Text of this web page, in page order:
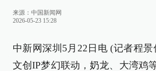
来源： 中国新闻网
2026-05-23 15:28
中新网深圳5月22日电 (记者程景
文创IP梦幻联动，奶龙、大湾鸡